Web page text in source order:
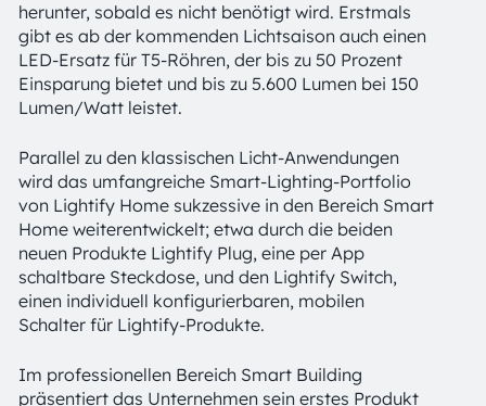
herunter, sobald es nicht benötigt wird. Erstmals
gibt es ab der kommenden Lichtsaison auch einen
LED-Ersatz für T5-Röhren, der bis zu 50 Prozent
Einsparung bietet und bis zu 5.600 Lumen bei 150
Lumen/Watt leistet.
Parallel zu den klassischen Licht-Anwendungen
wird das umfangreiche Smart-Lighting-Portfolio
von Lightify Home sukzessive in den Bereich Smart
Home weiterentwickelt; etwa durch die beiden
neuen Produkte Lightify Plug, eine per App
schaltbare Steckdose, und den Lightify Switch,
einen individuell konfigurierbaren, mobilen
Schalter für Lightify-Produkte.
Im professionellen Bereich Smart Building
präsentiert das Unternehmen sein erstes Produkt